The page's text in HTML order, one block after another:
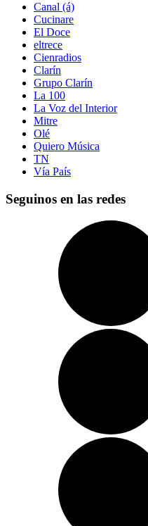
Canal (á)
Cucinare
El Doce
eltrece
Cienradios
Clarín
Grupo Clarín
La 100
La Voz del Interior
Mitre
Olé
Quiero Música
TN
Vía País
Seguinos en las redes